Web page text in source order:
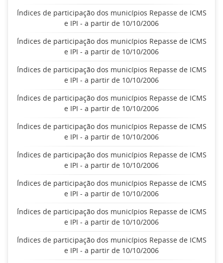
Índices de participação dos municípios Repasse de ICMS
e IPI - a partir de 10/10/2006
Índices de participação dos municípios Repasse de ICMS
e IPI - a partir de 10/10/2006
Índices de participação dos municípios Repasse de ICMS
e IPI - a partir de 10/10/2006
Índices de participação dos municípios Repasse de ICMS
e IPI - a partir de 10/10/2006
Índices de participação dos municípios Repasse de ICMS
e IPI - a partir de 10/10/2006
Índices de participação dos municípios Repasse de ICMS
e IPI - a partir de 10/10/2006
Índices de participação dos municípios Repasse de ICMS
e IPI - a partir de 10/10/2006
Índices de participação dos municípios Repasse de ICMS
e IPI - a partir de 10/10/2006
Índices de participação dos municípios Repasse de ICMS
e IPI - a partir de 10/10/2006